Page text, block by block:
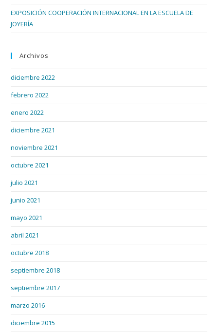
EXPOSICIÓN COOPERACIÓN INTERNACIONAL EN LA ESCUELA DE
JOYERÍA
Archivos
diciembre 2022
febrero 2022
enero 2022
diciembre 2021
noviembre 2021
octubre 2021
julio 2021
junio 2021
mayo 2021
abril 2021
octubre 2018
septiembre 2018
septiembre 2017
marzo 2016
diciembre 2015